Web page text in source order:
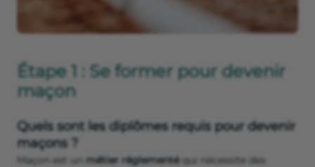
Étape 1 : Se former pour devenir
maçon
Quels sont les diplômes requis pour devenir
maçons ?
Maçon est un métier réglementéqui nécessite des